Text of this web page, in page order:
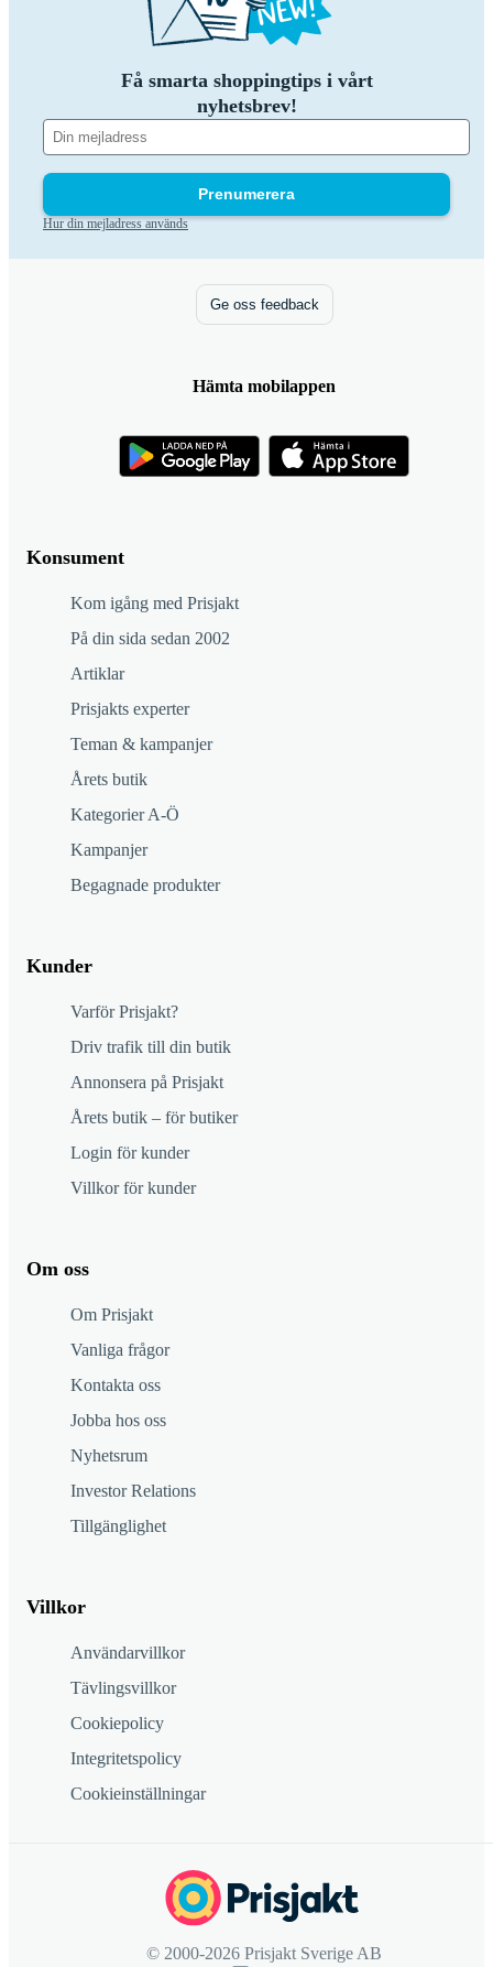
Få smarta shoppingtips i vårt
nyhetsbrev!
Prenumerera
Hur din mejladress används
Konsument
Kom igång med Prisjakt
På din sida sedan 2002
Artiklar
Prisjakts experter
Teman & kampanjer
Årets butik
Kategorier A-Ö
Kampanjer
Begagnade produkter
Kunder
Varför Prisjakt?
Driv trafik till din butik
Annonsera på Prisjakt
Årets butik – för butiker
Login för kunder
Villkor för kunder
Om oss
Om Prisjakt
Vanliga frågor
Kontakta oss
Jobba hos oss
Nyhetsrum
Investor Relations
Tillgänglighet
Villkor
Användarvillkor
Tävlingsvillkor
Cookiepolicy
Integritetspolicy
Cookieinställningar
Ge oss feedback
Hämta mobilappen
© 2000-2026 Prisjakt Sverige AB